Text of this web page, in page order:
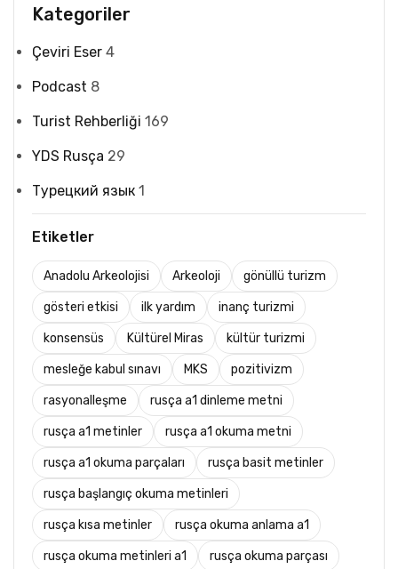
Kategoriler
Çeviri Eser 4
Podcast 8
Turist Rehberliği 169
YDS Rusça 29
Турецкий язык 1
Etiketler
Anadolu Arkeolojisi Arkeoloji gönüllü turizm
gösteri etkisi ilk yardım inanç turizmi
konsensüs Kültürel Miras kültür turizmi
mesleğe kabul sınavı MKS pozitivizm
rasyonalleşme rusça a1 dinleme metni
rusça a1 metinler rusça a1 okuma metni
rusça a1 okuma parçaları rusça basit metinler
rusça başlangıç okuma metinleri
rusça kısa metinler rusça okuma anlama a1
rusça okuma metinleri a1 rusça okuma parçası